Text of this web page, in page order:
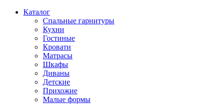
Каталог
Спальные гарнитуры
Кухни
Гостиные
Кровати
Матрасы
Шкафы
Диваны
Детские
Прихожие
Малые формы